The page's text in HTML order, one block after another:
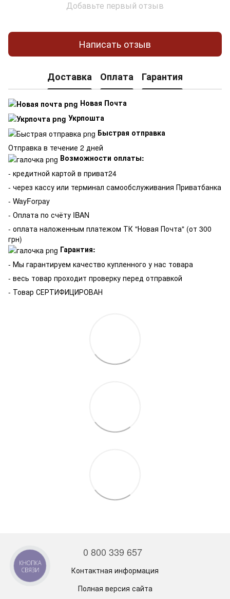
Добавьте первый отзыв
Написать отзыв
Доставка Оплата Гарантия
Новая Почта
Укрпошта
Быстрая отправка
Отправка в течение 2 дней
Возможности оплаты:
- кредитной картой в приват24
- через кассу или терминал самообслуживания Приватбанка
- WayForpay
- Оплата по счёту IBAN
- оплата наложенным платежом ТК "Новая Почта" (от 300
грн)
Гарантия:
- Мы гарантируем качество купленного у нас товара
- весь товар проходит проверку перед отправкой
- Товар СЕРТИФИЦИРОВАН
0 800 339 657
Контактная информация
Полная версия сайта
КНОПКА
СВЯЗИ